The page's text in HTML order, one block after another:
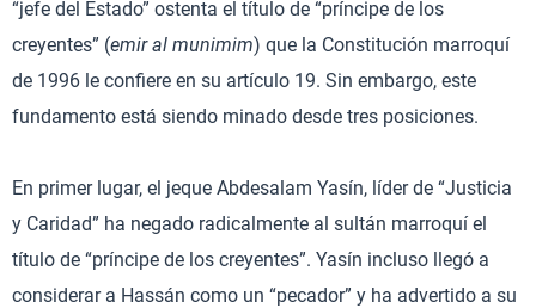
“jefe del Estado” ostenta el título de “príncipe de los
creyentes” (emir al munimim) que la Constitución marroquí
de 1996 le confiere en su artículo 19. Sin embargo, este
fundamento está siendo minado desde tres posiciones.
En primer lugar, el jeque Abdesalam Yasín, líder de “Justicia
y Caridad” ha negado radicalmente al sultán marroquí el
título de “príncipe de los creyentes”. Yasín incluso llegó a
considerar a Hassán como un “pecador” y ha advertido a su